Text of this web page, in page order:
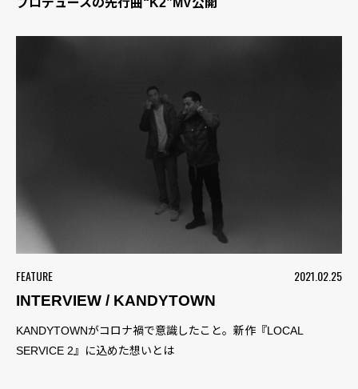
FEATURE
2021.02.25
INTERVIEW / KANDYTOWN
KANDYTOWNがコロナ禍で意識したこと。新作『LOCAL
SERVICE 2』に込めた想いとは